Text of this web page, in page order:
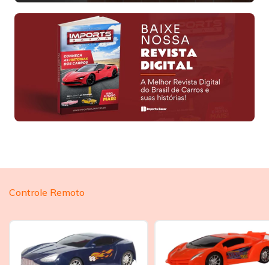
Controle Remoto